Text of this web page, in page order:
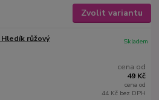
Zvolit variantu
růžový
cena od
49 Kč
cena od
44 Kč bez DPH
Skladem